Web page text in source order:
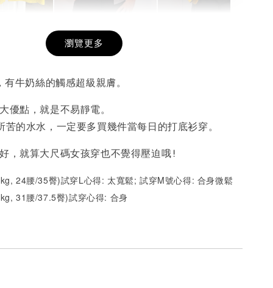
- +
希望相隨雙面T
NT$ 190
NT$ 450
瀏覽更多
牛奶絲的觸感超級親膚。
優點，就是不易靜電。
水水，一定要多買幾件當每日的打底衫穿。
，就算大尺碼女孩穿也不覺得壓迫哦!
24腰/35臀)試穿L心得: 太寬鬆; 試穿M號心得: 合身微鬆
31腰/37.5臀)試穿心得: 合身